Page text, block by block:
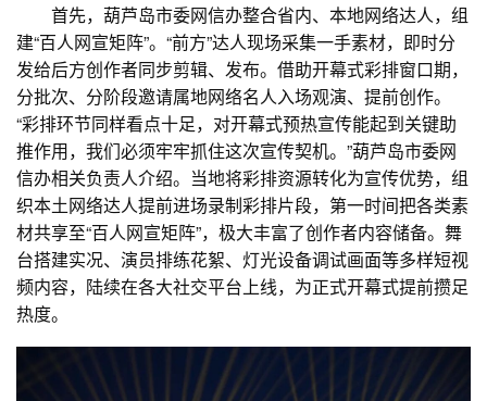
首先，葫芦岛市委网信办整合省内、本地网络达人，组
建“百人网宣矩阵”。“前方”达人现场采集一手素材，即时分
发给后方创作者同步剪辑、发布。借助开幕式彩排窗口期，
分批次、分阶段邀请属地网络名人入场观演、提前创作。
“彩排环节同样看点十足，对开幕式预热宣传能起到关键助
推作用，我们必须牢牢抓住这次宣传契机。”葫芦岛市委网
信办相关负责人介绍。当地将彩排资源转化为宣传优势，组
织本土网络达人提前进场录制彩排片段，第一时间把各类素
材共享至“百人网宣矩阵”，极大丰富了创作者内容储备。舞
台搭建实况、演员排练花絮、灯光设备调试画面等多样短视
频内容，陆续在各大社交平台上线，为正式开幕式提前攒足
热度。